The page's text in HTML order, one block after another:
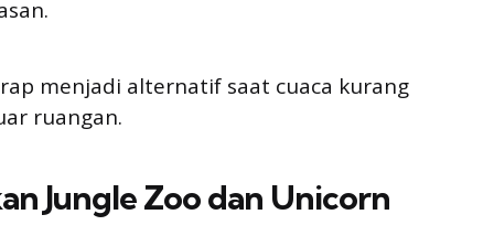
menjadi alternatif saat cuaca kurang
ruangan.
Jungle Zoo dan Unicorn